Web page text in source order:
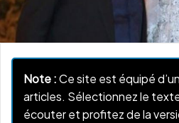
Note :Ce site est équipé
articles. Sélectionnez le
écouter et profitez de la